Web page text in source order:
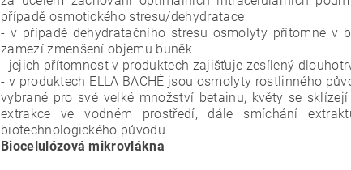
případě osmotického stresu/dehydratace
- v případě dehydratačního stresu osmolyty přítomné v
zamezí zmenšení objemu buněk
- jejich přítomnost v produktech zajišťuje zesílený
- v produktech ELLA BACHÉ jsou osmolyty rostlinného
vybrané pro své velké množství betainu, květy se
extrakce ve vodném prostředí, dále smíchání
biotechnologického původu
Biocelulózová mikrovlákna